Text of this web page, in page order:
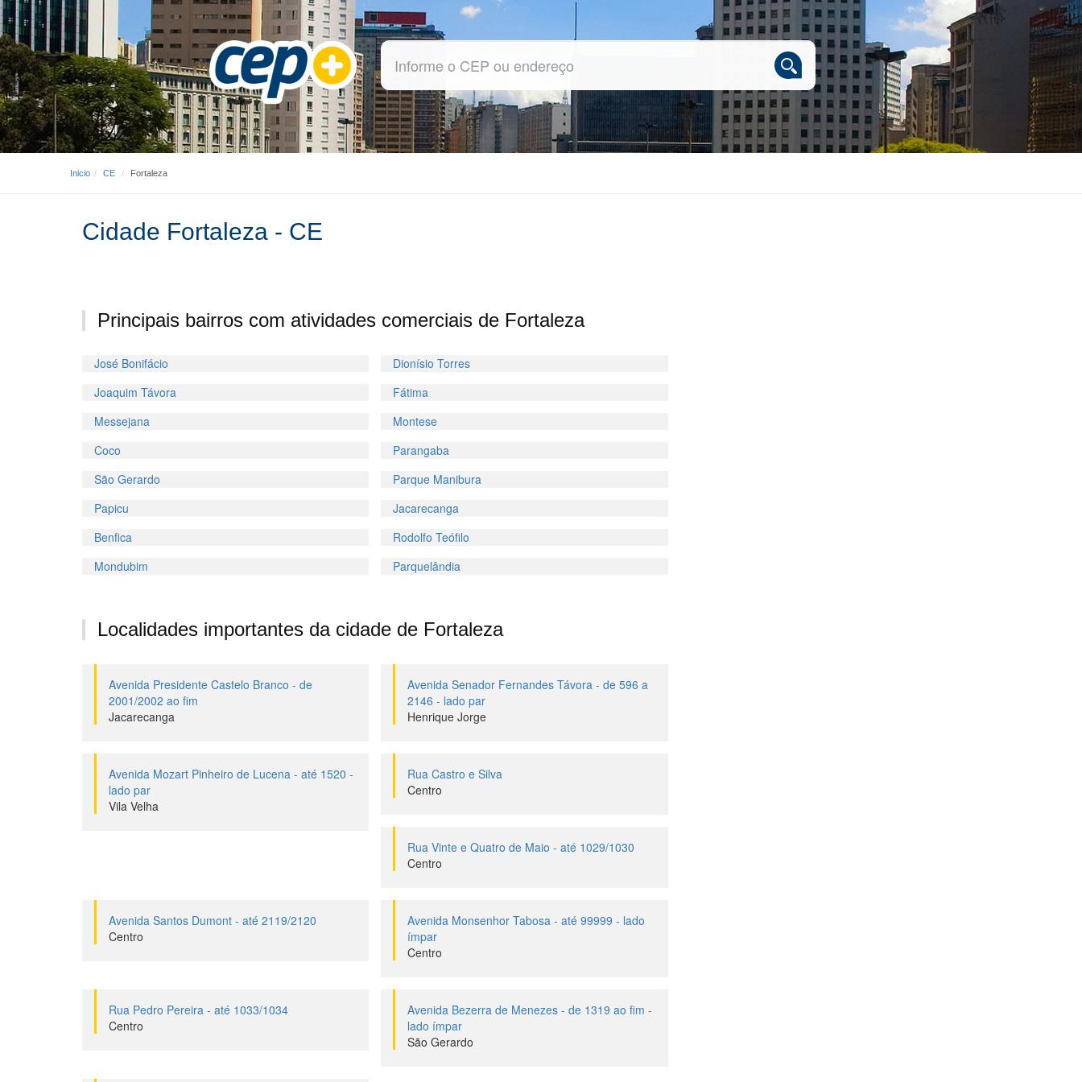
Inicio CE Fortaleza
Cidade Fortaleza - CE
Principais bairros com atividades comerciais de Fortaleza
José Bonifácio
Dionísio Torres
Joaquim Távora
Fátima
Messejana
Montese
Coco
Parangaba
São Gerardo
Parque Manibura
Papicu
Jacarecanga
Benfica
Rodolfo Teófilo
Mondubim
Parquelândia
Localidades importantes da cidade de Fortaleza
Avenida Presidente Castelo Branco - de
2001/2002 ao fim
Jacarecanga
Avenida Senador Fernandes Távora - de 596 a
2146 - lado par
Henrique Jorge
Avenida Mozart Pinheiro de Lucena - até 1520 -
lado par
Vila Velha
Rua Castro e Silva
Centro
Rua Vinte e Quatro de Maio - até 1029/1030
Centro
Avenida Santos Dumont - até 2119/2120
Centro
Avenida Monsenhor Tabosa - até 99999 - lado
ímpar
Centro
Rua Pedro Pereira - até 1033/1034
Centro
Avenida Bezerra de Menezes - de 1319 ao fim -
lado ímpar
São Gerardo